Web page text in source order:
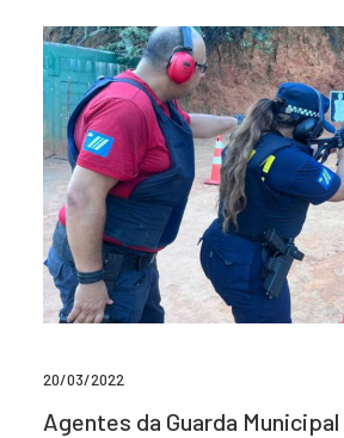
20/03/2022
Agentes da Guarda